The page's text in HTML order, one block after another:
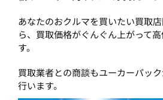
あなたのおクルマを買いたい買取
ら、買取価格がぐんぐん上がって
す。
買取業者との商談もユーカーパッ
行います。